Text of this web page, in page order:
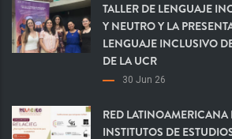
TALLER DE LENGUAJE
Y NEUTRO Y LA
LENGUAJE INCLUSIVO
DE LA UCR
30 Jun 26
RED LATINOAMERICANA
INSTITUTOS DE